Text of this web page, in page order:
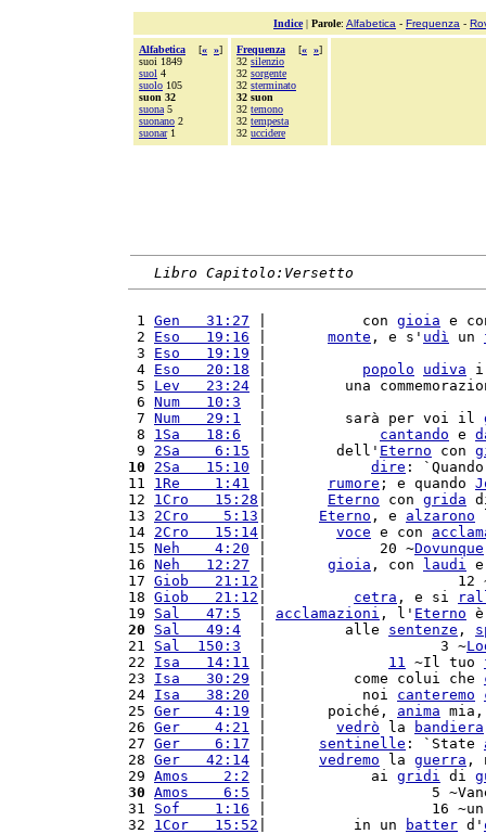
Indice| Parole: Alfabetica - Frequenza -
Alfabetica [« »]
suoi 1849
suol 4
suolo 105
suon 32
suona 5
suonano 2
suonar1
Frequenza [« »]
32 silenzio
32 sorgente
32 sterminato
32 suon
32 temono
32 tempesta
32 uccidere
Libro Capitolo:Versetto
1 Gen   31:27 |           con gioia e
2 Eso   19:16 monte , e s' udì un
3 Eso   19:19
4 Eso   20:18 popolo udiva
5 Lev   23:24 |         una
6 Num   10:3
7 Num   29:1
  |         sarà per voi il
8 1Sa   18:6 cantando e
9 2Sa    6:15 |        dell' Eterno con
10
2Sa   15:10 dire :
11 1Re    1:41 rumore ; e quando
12 1Cro   15:28 Eterno con grida
13 2Cro    5:13 Eterno , e alzarono
14 2Cro   15:14 voce e con
15 Neh    4:20 |             20 ~Dovunque
16 Neh   12:27 gioia , con laudi
17 Giob   21:12 |                      12
18 Giob   21:12 cetra , e si
19 Sal   47:5 acclamazioni , l' Eterno
20
Sal   49:4
  |         alle
sentenze ,
21 Sal  150:3
  |                    3 ~
22 Isa   14:11 11 ~Il tuo
23 Isa   30:29 |          come colui che
24 Isa   38:20 |           noi canteremo
25 Ger    4:19 |       poiché, anima
26 Ger    4:21 vedrò la bandiera
27 Ger    6:17 sentinelle : `State
28 Ger   42:14 vedremo la guerra ,
29 Amos    2:2 |            ai gridi di
30 Amos    6:5 |                   5
31 Sof    1:16 |                   16
32 1Cor   15:52 |          in un batter d'